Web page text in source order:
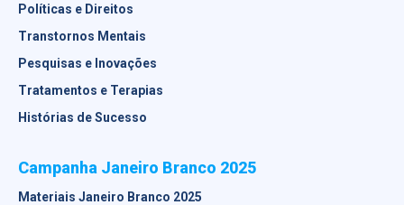
Políticas e Direitos
Transtornos Mentais
Pesquisas e Inovações
Tratamentos e Terapias
Histórias de Sucesso
Campanha Janeiro Branco 2025
Materiais Janeiro Branco 2025